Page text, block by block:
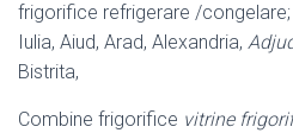
frigorifice refrigerare /
Iulia, Aiud, Arad, Alexandria,
Bistrita,
Combine frigorifice vitrine